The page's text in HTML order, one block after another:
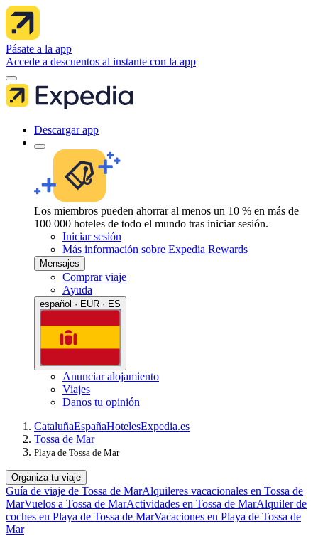
Pásate a la app
Accede a descuentos al instante con la app
Descargar app
Los miembros pueden ahorrar al menos un 10 % en más de
100 000 hoteles de todo el mundo tras iniciar sesión.
Iniciar sesión
Más información sobre Expedia Rewards
Mensajes
Comprar viaje
Ayuda
español · EUR · ES
Anunciar alojamiento
Viajes
Danos tu opinión
CataluñaEspañaHotelesExpedia.es
Tossa de Mar
Playa de Tossa de Mar
Organiza tu viaje
Guía de viaje de Tossa de MarAlquileres vacacionales en Tossa de
MarVuelos a Tossa de MarActividades en Tossa de MarAlquiler de
coches en Playa de Tossa de MarVacaciones en Playa de Tossa de
Mar